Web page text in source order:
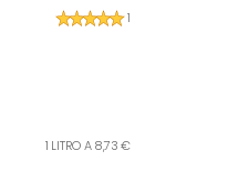
1
1 LITRO A 8,73 €